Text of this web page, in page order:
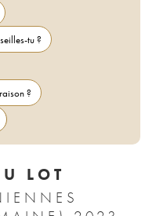
tu ?
?
LOT